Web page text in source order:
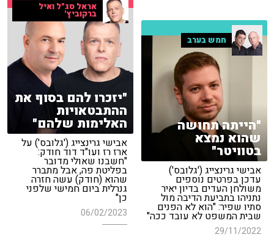
אראל סג"ל ואיל
ברקוביץ'
"יזכרו להם בסוף את
ההתבטאויות
האלימות שלהם"
אבישי גרינצייג ('גלובס') על
ארז רז ועו"ד דוד חודק:
"חשבנו שאולי מדובר
בפליטת פה, אבל מתברר
שהוא (חודק) עשה חזרה
גנרלית ביום חמישי שלפני
כן"
06/02/2023
חמש בערב
"הייתה תחושה
שהוא נמצא
בטוויטר"
אבישי גרינצייג ('גלובס')
עדכן בפרטים נוספים
משולחן העדים בדיון יאיר
נתניהו בתביעת הדיבה מול
סתיו שפיר: "הוא לא הפנים
שבית המשפט לא עובד ככה"
29/11/2022